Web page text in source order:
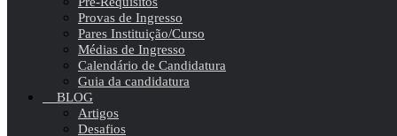
Provas de Ingresso
Pares Instituição/Curso
Médias de Ingresso
Calendário de Candidatura
Guia da candidatura
BLOG
Artigos
Desafios